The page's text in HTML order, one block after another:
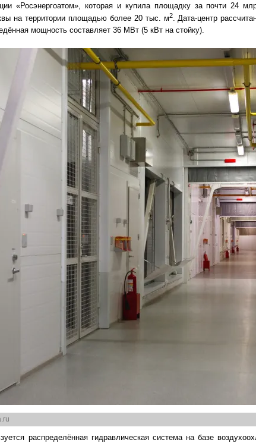
«Росэнергоатом», которая и купила площадку за почти
на территории площадью более 20 тыс. м2. Дата-центр
мощность составляет 36 МВт (5 кВт на стойку).
распределённая гидравлическая система на базе